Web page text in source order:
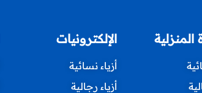
المنزلية الإلكترونيات
أزياء نسائية
أزياء رجالية